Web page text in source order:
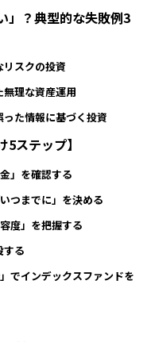
」？典型的な失敗例3
スクの投資
理な資産運用
た情報に基づく投資
ステップ】
」を確認する
つまでに」を決める
度」を把握する
する
でインデックスファンドを